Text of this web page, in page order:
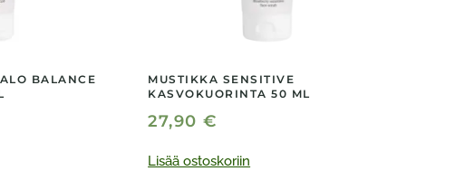
BALANCE
MUSTIKKA SENSITIVE
KASVOKUORINTA 50 ML
27,90€
Lisää ostoskoriin